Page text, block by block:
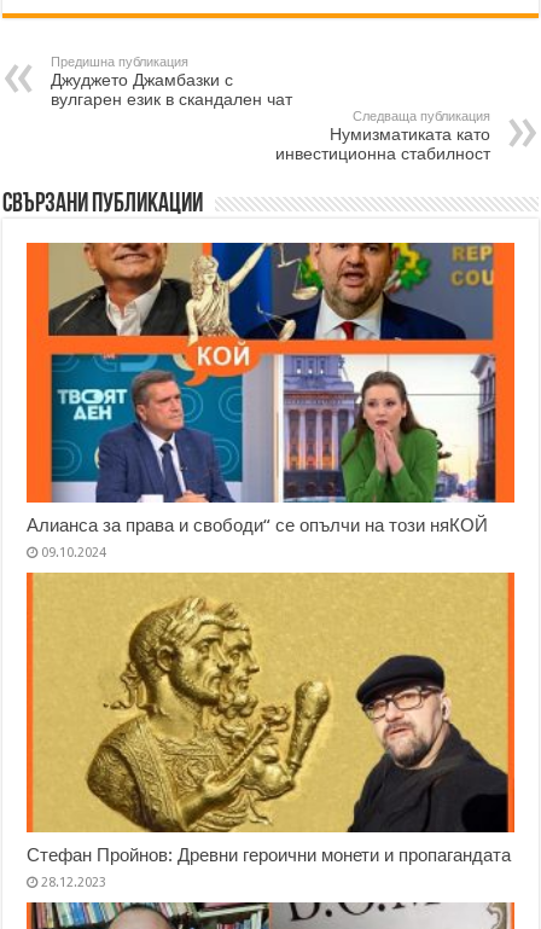
Предишна публикация
Джуджето Джамбазки с
вулгарен език в скандален чат
Следваща публикация
Нумизматиката като
инвестиционна стабилност
Свързани публикации
Алианса за права и свободи“ се опълчи на този няКОЙ
09.10.2024
Стефан Пройнов: Древни героични монети и пропагандата
28.12.2023